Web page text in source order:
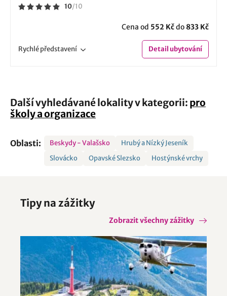
10/10
Cena od 552 Kčdo 833 Kč
Rychlépředstavení Detailubytování
Další vyhledávané lokality v kategorii: pro
školy a organizace
Oblasti: Beskydy - Valašsko
Hrubý a Nízký Jeseník
Slovácko
Opavské Slezsko Hostýnské vrchy
Tipy na zážitky
Zobrazit všechny zážitky